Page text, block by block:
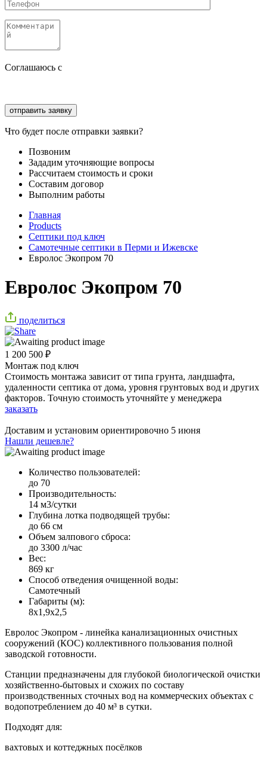
Соглашаюсь с
Что будет после отправки заявки?
Позвоним
Зададим уточняющие вопросы
Рассчитаем стоимость и сроки
Составим договор
Выполним работы
Главная
Products
Септики под ключ
Самотечные септики в Перми и Ижевске
Евролос Экопром 70
Евролос Экопром 70
поделиться
1 200 500 ₽
Монтаж под ключ
Стоимость монтажа зависит от типа грунта, ландшафта,
удаленности септика от дома, уровня грунтовых вод и других
факторов. Точную стоимость уточняйте у менеджера
заказать
Доставим и установим ориентировочно 5 июня
Нашли дешевле?
Количество пользователей:
до 70
Производительность:
14 м3/сутки
Глубина лотка подводящей трубы:
до 66 см
Объем залпового сброса:
до 3300 л/час
Вес:
869 кг
Способ отведения очищенной воды:
Самотечный
Габариты (м):
8х1,9х2,5
Евролос Экопром - линейка канализационных очистных
сооружений (КОС) коллективного пользования полной
заводской готовности.
Станции предназначены для глубокой биологической очистки
хозяйственно-бытовых и схожих по составу
производственных сточных вод на коммерческих объектах с
водопотреблением до 40 м³ в сутки.
Подходят для:
вахтовых и коттеджных посёлков